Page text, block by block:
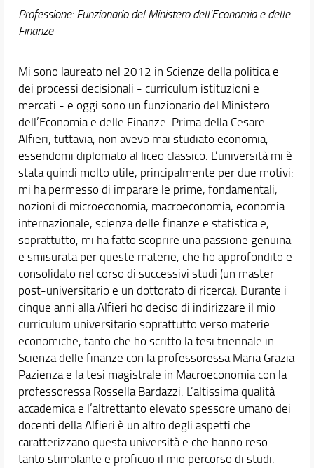
Professione: Funzionario del Ministero dell'Economia e delle
Finanze
Mi sono laureato nel 2012 in Scienze della politica e
dei processi decisionali - curriculum istituzioni e
mercati - e oggi sono un funzionario del Ministero
dell’Economia e delle Finanze. Prima della Cesare
Alfieri, tuttavia, non avevo mai studiato economia,
essendomi diplomato al liceo classico. L’università mi è
stata quindi molto utile, principalmente per due motivi:
mi ha permesso di imparare le prime, fondamentali,
nozioni di microeconomia, macroeconomia, economia
internazionale, scienza delle finanze e statistica e,
soprattutto, mi ha fatto scoprire una passione genuina
e smisurata per queste materie, che ho approfondito e
consolidato nel corso di successivi studi (un master
post-universitario e un dottorato di ricerca). Durante i
cinque anni alla Alfieri ho deciso di indirizzare il mio
curriculum universitario soprattutto verso materie
economiche, tanto che ho scritto la tesi triennale in
Scienza delle finanze con la professoressa Maria Grazia
Pazienza e la tesi magistrale in Macroeconomia con la
professoressa Rossella Bardazzi. L’altissima qualità
accademica e l’altrettanto elevato spessore umano dei
docenti della Alfieri è un altro degli aspetti che
caratterizzano questa università e che hanno reso
tanto stimolante e proficuo il mio percorso di studi.